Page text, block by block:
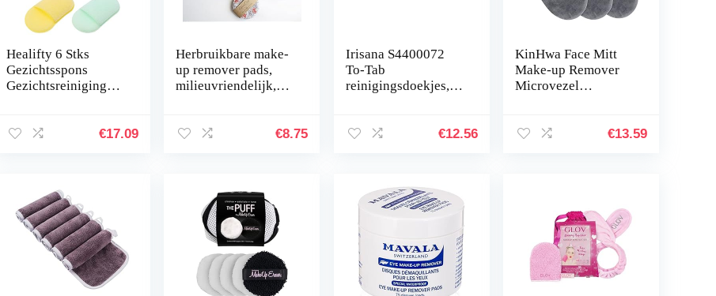
Healifty 6 Stks
Gezichtsspons
Gezichtsreiniging
Spa
€17.09
Herbruikbare make-
up remover pads,
milieuvriendelijk,
stuks
€8.75
Irisana S4400072
To-Tab
reinigingsdoekjes,
€12.56
KinHwa Face Mitt
Make-up Remover
Microvezel
gezichtshandschoene
€13.59